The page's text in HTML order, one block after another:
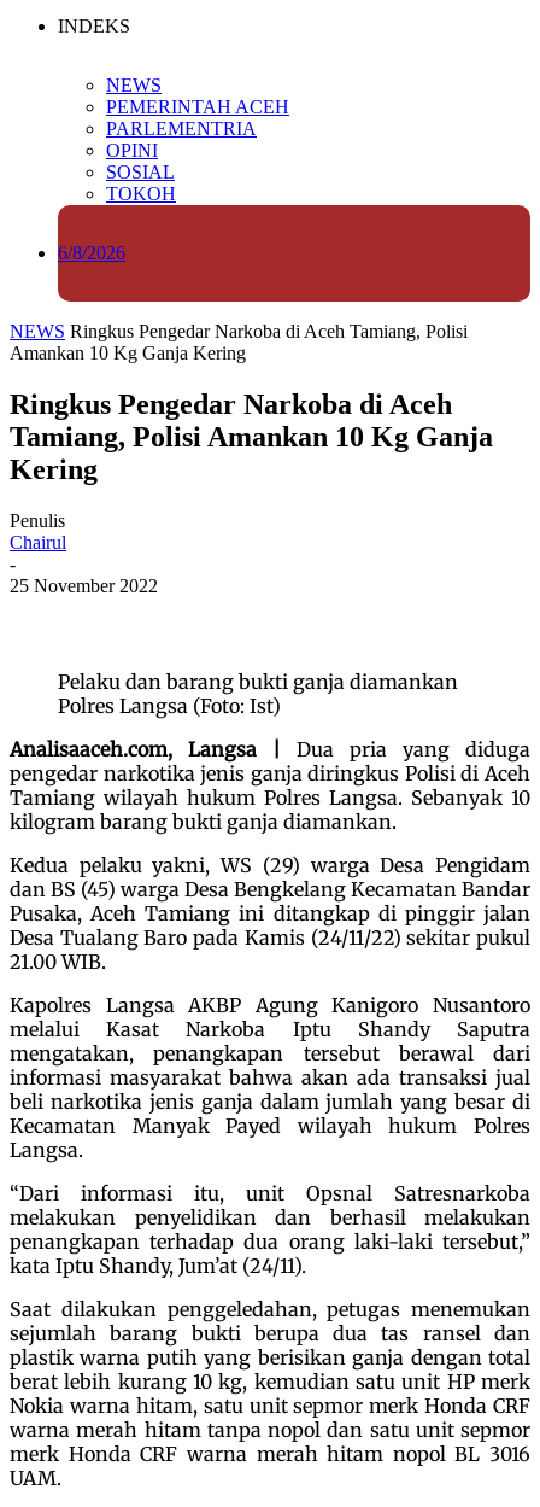
INDEKS
NEWS
PEMERINTAH ACEH
PARLEMENTRIA
OPINI
SOSIAL
TOKOH
6/8/2026
NEWS Ringkus Pengedar Narkoba di Aceh Tamiang, Polisi
Amankan 10 Kg Ganja Kering
Ringkus Pengedar Narkoba di Aceh
Tamiang, Polisi Amankan 10 Kg Ganja
Kering
Penulis
Chairul
-
25 November 2022
Pelaku dan barang bukti ganja diamankan
Polres Langsa (Foto: Ist)
Analisaaceh.com, Langsa |
Dua pria yang diduga
pengedar narkotika jenis ganja diringkus Polisi di Aceh
Tamiang wilayah hukum Polres Langsa. Sebanyak 10
kilogram barang bukti ganja diamankan.
Kedua pelaku yakni, WS (29) warga Desa Pengidam
dan BS (45) warga Desa Bengkelang Kecamatan Bandar
Pusaka, Aceh Tamiang ini ditangkap di pinggir jalan
Desa Tualang Baro pada Kamis (24/11/22) sekitar pukul
21.00 WIB.
Kapolres Langsa AKBP Agung Kanigoro Nusantoro
melalui Kasat Narkoba Iptu Shandy Saputra
mengatakan, penangkapan tersebut berawal dari
informasi masyarakat bahwa akan ada transaksi jual
beli narkotika jenis ganja dalam jumlah yang besar di
Kecamatan Manyak Payed wilayah hukum Polres
Langsa.
“Dari informasi itu, unit Opsnal Satresnarkoba
melakukan penyelidikan dan berhasil melakukan
penangkapan terhadap dua orang laki-laki tersebut,”
kata Iptu Shandy, Jum’at (24/11).
Saat dilakukan penggeledahan, petugas menemukan
sejumlah barang bukti berupa dua tas ransel dan
plastik warna putih yang berisikan ganja dengan total
berat lebih kurang 10 kg, kemudian satu unit HP merk
Nokia warna hitam, satu unit sepmor merk Honda CRF
warna merah hitam tanpa nopol dan satu unit sepmor
merk Honda CRF warna merah hitam nopol BL 3016
UAM.